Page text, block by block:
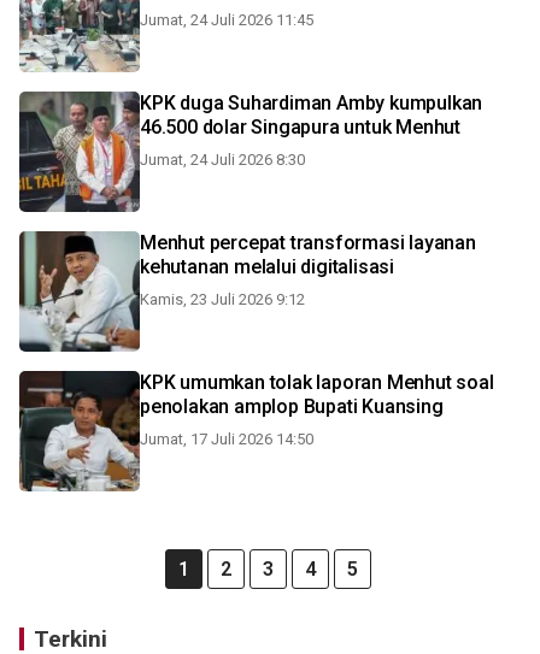
Jumat, 24 Juli 2026 11:45
KPK duga Suhardiman Amby kumpulkan
46.500 dolar Singapura untuk Menhut
Jumat, 24 Juli 2026 8:30
Menhut percepat transformasi layanan
kehutanan melalui digitalisasi
Kamis, 23 Juli 2026 9:12
KPK umumkan tolak laporan Menhut soal
penolakan amplop Bupati Kuansing
Jumat, 17 Juli 2026 14:50
1 2 3 4 5
Terkini